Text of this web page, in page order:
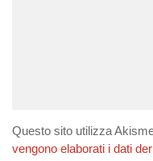
Questo sito utilizza
vengono elaborati i dati